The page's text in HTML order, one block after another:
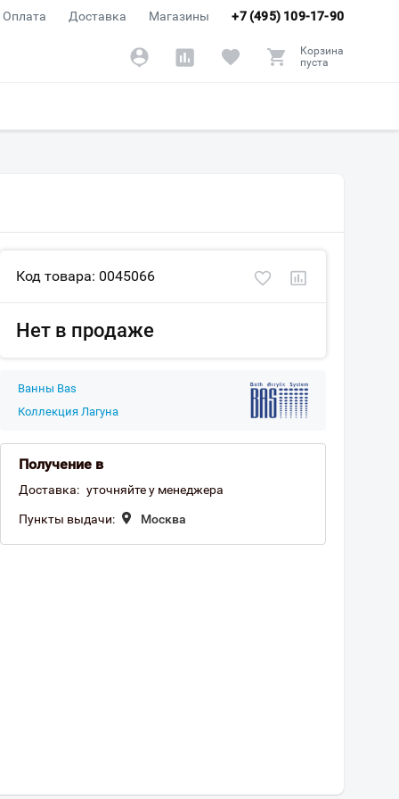
+7 (495) 109-17-90
Оплата Доставка Магазины
Корзина
пуста
Код товара: 0045066
Нет в продаже
Ванны Bas
Коллекция Лагуна
Получение в
Доставка: уточняйте у менеджера
Пункты выдачи: Москва